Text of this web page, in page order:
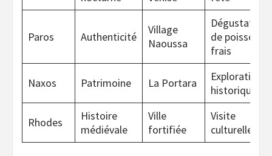
Paros Authenticité
Village
Naoussa
Dégustation
de poisson
frais
Naxos Patrimoine La Portara
Exploration
historique
Rhodes
Histoire
médiévale
Ville
fortifiée
Visite
culturelle